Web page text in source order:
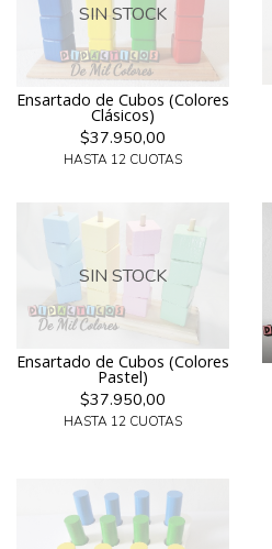
SIN STOCK
Ensartado de Cubos (Colores
Clásicos)
$37.950,00
HASTA 12 CUOTAS
SIN STOCK
Ensartado de Cubos (Colores
Pastel)
$37.950,00
HASTA 12 CUOTAS